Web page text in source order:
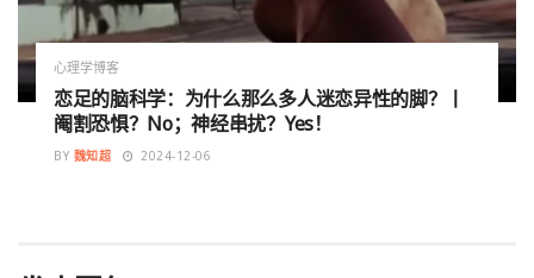
心理学博客
恋足的脑科学：为什么那么多人迷恋异性的脚？丨
阉割恐惧？No；神经串扰？Yes！
BY 魏知超 2024-12-06